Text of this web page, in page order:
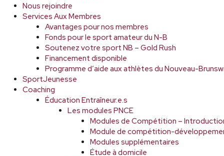
Nous rejoindre
Services Aux Membres
Avantages pour nos membres
Fonds pour le sport amateur du N-B
Soutenez votre sport NB – Gold Rush
Financement disponible
Programme d’aide aux athlètes du Nouveau-
SportJeunesse
Coaching
Éducation Entraîneur.e.s
Les modules PNCE
Modules de Compétition –
Module de compétition-
Modules supplémentaires
Étude à domicile